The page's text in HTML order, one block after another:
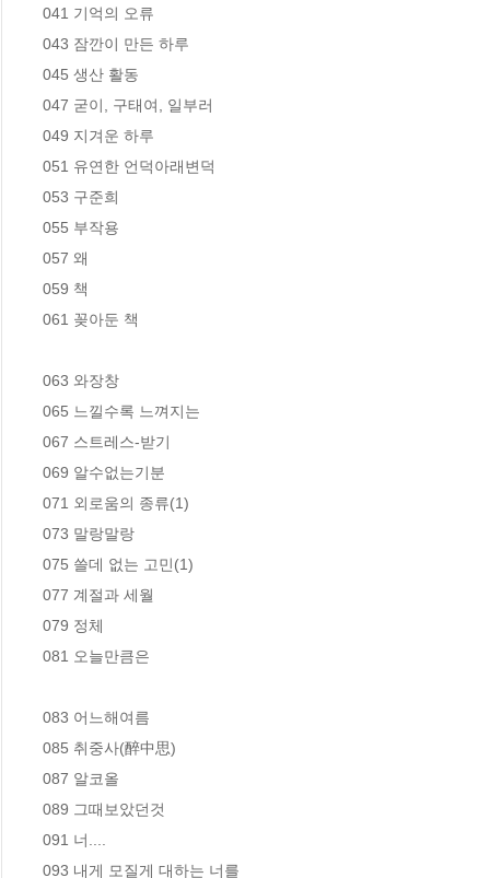
041 기억의 오류
043 잠깐이 만든 하루
045 생산 활동
047 굳이, 구태여, 일부러
049 지겨운 하루
051 유연한 언덕아래변덕
053 구준희
055 부작용
057 왜
059 책
061 꽂아둔 책
063 와장창
065 느낄수록 느껴지는
067 스트레스-받기
069 알수없는기분
071 외로움의 종류(1)
073 말랑말랑
075 쓸데 없는 고민(1)
077 계절과 세월
079 정체
081 오늘만큼은
083 어느해여름
085 취중사(醉中思)
087 알코올
089 그때보았던것
091 너....
093 내게 모질게 대하는 너를